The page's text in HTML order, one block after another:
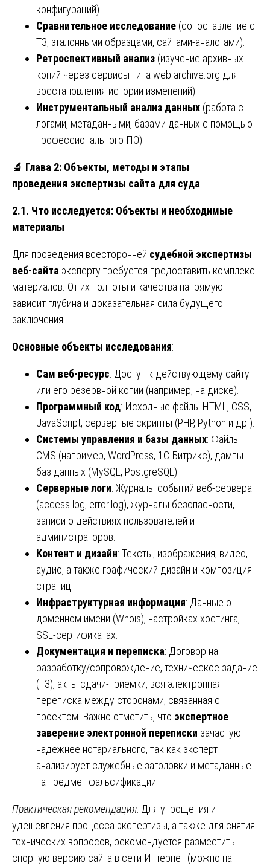
конфигураций).
Сравнительное исследование (сопоставление с
ТЗ, эталонными образцами, сайтами-аналогами).
Ретроспективный анализ (изучение архивных
копий через сервисы типа web.archive.org для
восстановления истории изменений).
Инструментальный анализ данных (работа с
логами, метаданными, базами данных с помощью
профессионального ПО).
🔬 Глава 2: Объекты, методы и этапы
проведения экспертизы сайта для суда
2.1. Что исследуется: Объекты и необходимые
материалы
Для проведения всесторонней судебной экспертизы
веб-сайта эксперту требуется предоставить комплекс
материалов. От их полноты и качества напрямую
зависит глубина и доказательная сила будущего
заключения.
Основные объекты исследования:
Сам веб-ресурс: Доступ к действующему сайту
или его резервной копии (например, на диске).
Программный код: Исходные файлы HTML, CSS,
JavaScript, серверные скрипты (PHP, Python и др.).
Системы управления и базы данных: Файлы
CMS (например, WordPress, 1С-Битрикс), дампы
баз данных (MySQL, PostgreSQL).
Серверные логи: Журналы событий веб-сервера
(access.log, error.log), журналы безопасности,
записи о действиях пользователей и
администраторов.
Контент и дизайн: Тексты, изображения, видео,
аудио, а также графический дизайн и композиция
страниц.
Инфраструктурная информация: Данные о
доменном имени (Whois), настройках хостинга,
SSL-сертификатах.
Документация и переписка: Договор на
разработку/сопровождение, техническое задание
(ТЗ), акты сдачи-приемки, вся электронная
переписка между сторонами, связанная с
проектом. Важно отметить, что экспертное
заверение электронной переписки зачастую
надежнее нотариального, так как эксперт
анализирует служебные заголовки и метаданные
на предмет фальсификации.
Практическая рекомендация: Для упрощения и
удешевления процесса экспертизы, а также для снятия
технических вопросов, рекомендуется разместить
спорную версию сайта в сети Интернет (можно на